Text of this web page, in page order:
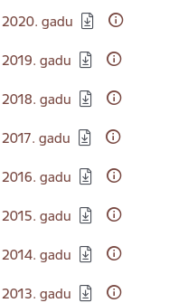
gadu
gadu
gadu
gadu
gadu
gadu
gadu
gadu